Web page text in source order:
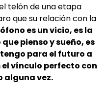
telón de una etapa
que su relación con la
es un vicio, es la
pienso y sueño, es
para el futuro a
vínculo perfecto con
alguna vez.